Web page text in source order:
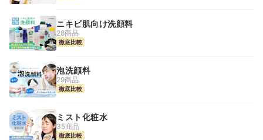
ニキビ肌向け洗顔料
28商品
徹底比較
泡洗顔料
29商品
徹底比較
ミスト化粧水
35商品
徹底比較